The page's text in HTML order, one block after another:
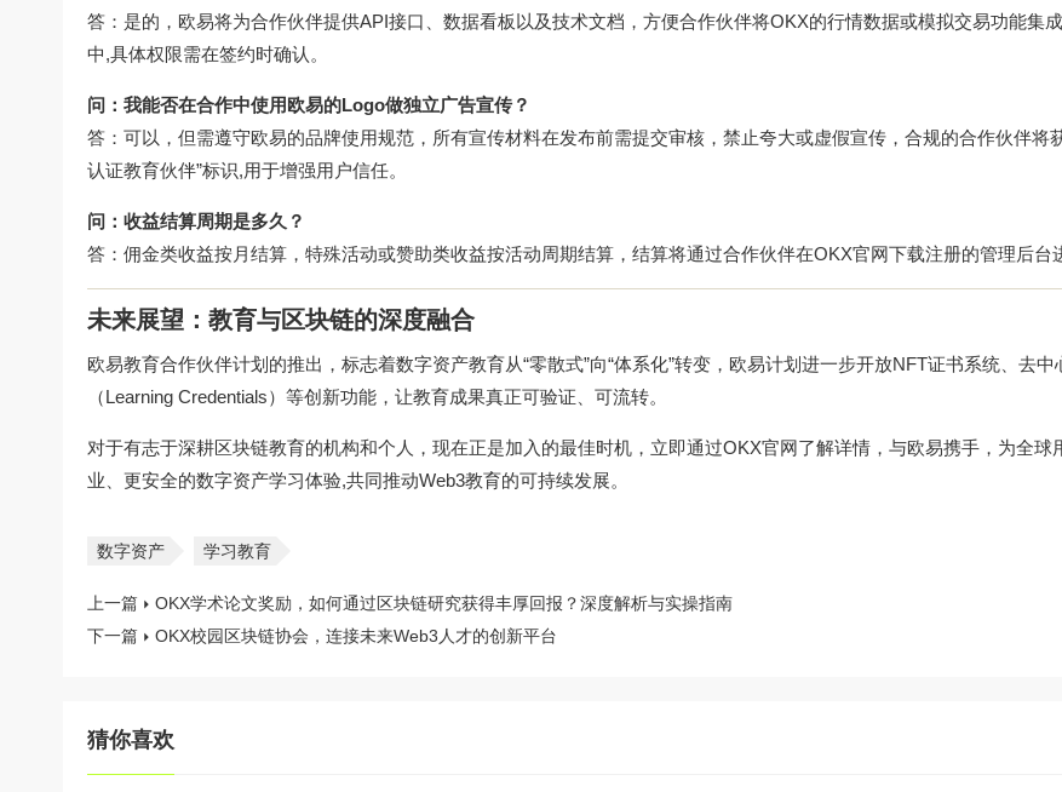
答：是的，欧易将为合作伙伴提供API接口、数据看板以及技术文档，方便合作伙伴将OKX的行情数据或模拟交易功能集
中,具体权限需在签约时确认。
问：我能否在合作中使用欧易的Logo做独立广告宣传？
答：可以，但需遵守欧易的品牌使用规范，所有宣传材料在发布前需提交审核，禁止夸大或虚假宣传，合规的合作伙伴将
认证教育伙伴”标识,用于增强用户信任。
问：收益结算周期是多久？
答：佣金类收益按月结算，特殊活动或赞助类收益按活动周期结算，结算将通过合作伙伴在OKX官网下载注册的管理后台
未来展望：教育与区块链的深度融合
欧易教育合作伙伴计划的推出，标志着数字资产教育从“零散式”向“体系化”转变，欧易计划进一步开放NFT证书系统、去
（Learning Credentials）等创新功能，让教育成果真正可验证、可流转。
对于有志于深耕区块链教育的机构和个人，现在正是加入的最佳时机，立即通过OKX官网了解详情，与欧易携手，为全球
业、更安全的数字资产学习体验,共同推动Web3教育的可持续发展。
数字资产 学习教育
上一篇
OKX学术论文奖励，如何通过区块链研究获得丰厚回报？深度解析与实操指南
下一篇
OKX校园区块链协会，连接未来Web3人才的创新平台
猜你喜欢